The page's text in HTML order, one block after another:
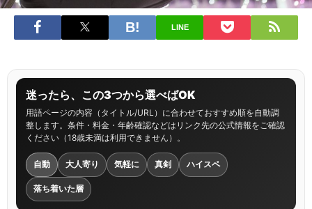
LINE
迷ったら、この3つから選べばOK
用語ページの内容（タイトル/URL）に合わせておすすめ順を自動調
整します。条件・料金・年齢確認などはリンク先の公式情報をご確認
ください（18歳未満は利用できません）。
自動 大人寄り 気軽に 真剣 ハイスペ
落ち着いた層